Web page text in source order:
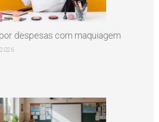
despesas com maquiagem